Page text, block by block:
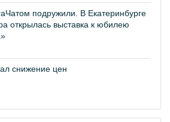
подружили. В Екатеринбурге
открылась выставка к юбилею
снижение цен